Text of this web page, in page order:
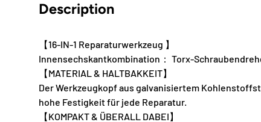
Description
【16-IN-1 Reparaturwerkzeug 】
Innensechskantkombination： Torx-
【MATERIAL & HALTBAKKEIT】
Der Werkzeugkopf aus galvanisiertem
hohe Festigkeit für jede Reparatur.
【KOMPAKT & ÜBERALL DABEI】